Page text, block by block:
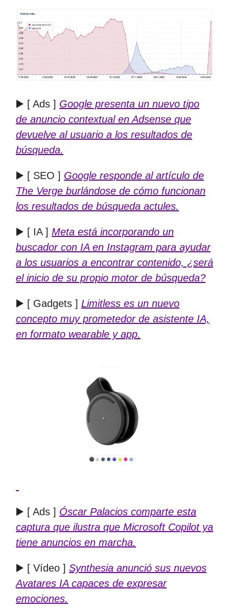
▶️ [ Ads ] Google presenta un nuevo tipo
de anuncio contextual en Adsense que
devuelve al usuario a los resultados de
búsqueda.
▶️ [ SEO ] Google responde al artículo de
The Verge burlándose de cómo funcionan
los resultados de búsqueda actules.
▶️ [ IA ] Meta está incorporando un
buscador con IA en Instagram para ayudar
a los usuarios a encontrar contenido, ¿será
el inicio de su propio motor de búsqueda?
▶️ [ Gadgets ] Limitless es un nuevo
concepto muy prometedor de asistente IA,
en formato wearable y app.
▶️ [ Ads ] Óscar Palacios comparte esta
captura que ilustra que Microsoft Copilot ya
tiene anuncios en marcha.
▶️ [ Vídeo ] Synthesia anunció sus nuevos
Avatares IA capaces de expresar
emociones.